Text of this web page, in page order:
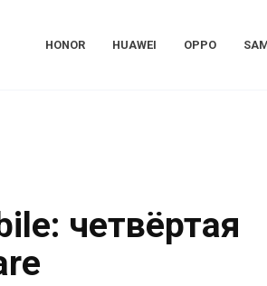
HONOR HUAWEI OPPO
четвёртая